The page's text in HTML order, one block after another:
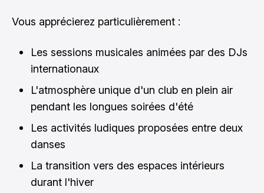
Vous apprécierez particulièrement :
Les sessions musicales animées par des DJs
internationaux
L'atmosphère unique d'un club en plein air
pendant les longues soirées d'été
Les activités ludiques proposées entre deux
danses
La transition vers des espaces intérieurs
durant l'hiver